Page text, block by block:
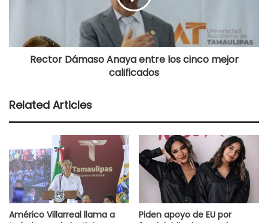
Rector Dámaso Anaya entre los cinco mejor
calificados
Related Articles
Américo Villarreal llama a
Piden apoyo de EU por